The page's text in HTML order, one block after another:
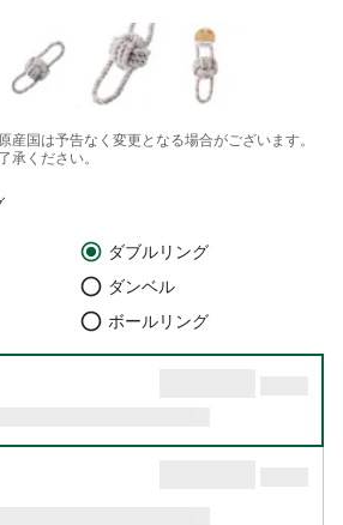
国は予告なく変更となる場合がございます。
承ください。
ダブルリング
ダンベル
ボールリング